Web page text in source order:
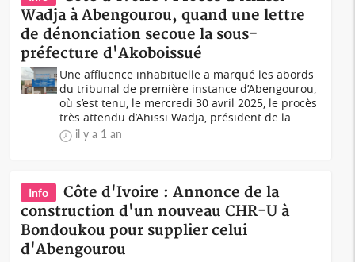
Wadja à Abengourou, quand une lettre
de dénonciation secoue la sous-
préfecture d'Akoboissué
Une affluence inhabituelle a marqué les abords
du tribunal de première instance d’Abengourou,
où s’est tenu, le mercredi 30 avril 2025, le procès
très attendu d’Ahissi Wadja, président de la...
il y a 1 an
Info
Côte d'Ivoire : Annonce de la
construction d'un nouveau CHR-U à
Bondoukou pour supplier celui
d'Abengourou